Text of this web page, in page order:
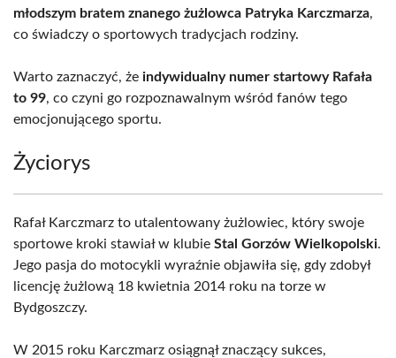
młodszym bratem znanego żużlowca Patryka Karczmarza,
co świadczy o sportowych tradycjach rodziny.
Warto zaznaczyć, że indywidualny numer startowy Rafała
to 99, co czyni go rozpoznawalnym wśród fanów tego
emocjonującego sportu.
Życiorys
Rafał Karczmarz to utalentowany żużlowiec, który swoje
sportowe kroki stawiał w klubie Stal Gorzów Wielkopolski.
Jego pasja do motocykli wyraźnie objawiła się, gdy zdobył
licencję żużlową 18 kwietnia 2014 roku na torze w
Bydgoszczy.
W 2015 roku Karczmarz osiągnął znaczący sukces,